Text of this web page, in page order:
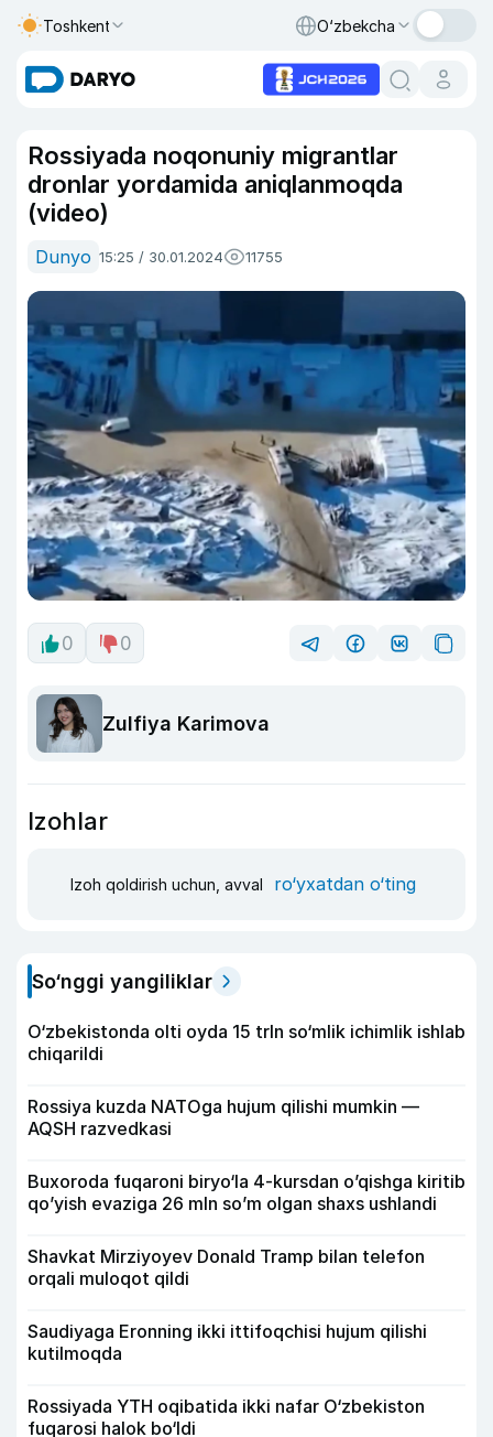
Toshkent O‘zbekcha
Rossiyada noqonuniy migrantlar
dronlar yordamida aniqlanmoqda
(video)
Dunyo 15:25 / 30.01.2024 11755
0 0
Zulfiya Karimova
Izohlar
Izoh qoldirish uchun, avval ro‘yxatdan o‘ting
So‘nggi yangiliklar
O‘zbekistonda olti oyda 15 trln so‘mlik ichimlik ishlab
chiqarildi
Rossiya kuzda NATOga hujum qilishi mumkin —
AQSH razvedkasi
Buxoroda fuqaroni biryo‘la 4-kursdan o’qishga kiritib
qo’yish evaziga 26 mln so’m olgan shaxs ushlandi
Shavkat Mirziyoyev Donald Tramp bilan telefon
orqali muloqot qildi
Saudiyaga Eronning ikki ittifoqchisi hujum qilishi
kutilmoqda
Rossiyada YTH oqibatida ikki nafar O‘zbekiston
fuqarosi halok bo‘ldi